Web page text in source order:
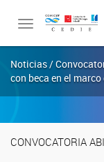
Toggle
Noticias /
con beca en el
CONVOCATORIA